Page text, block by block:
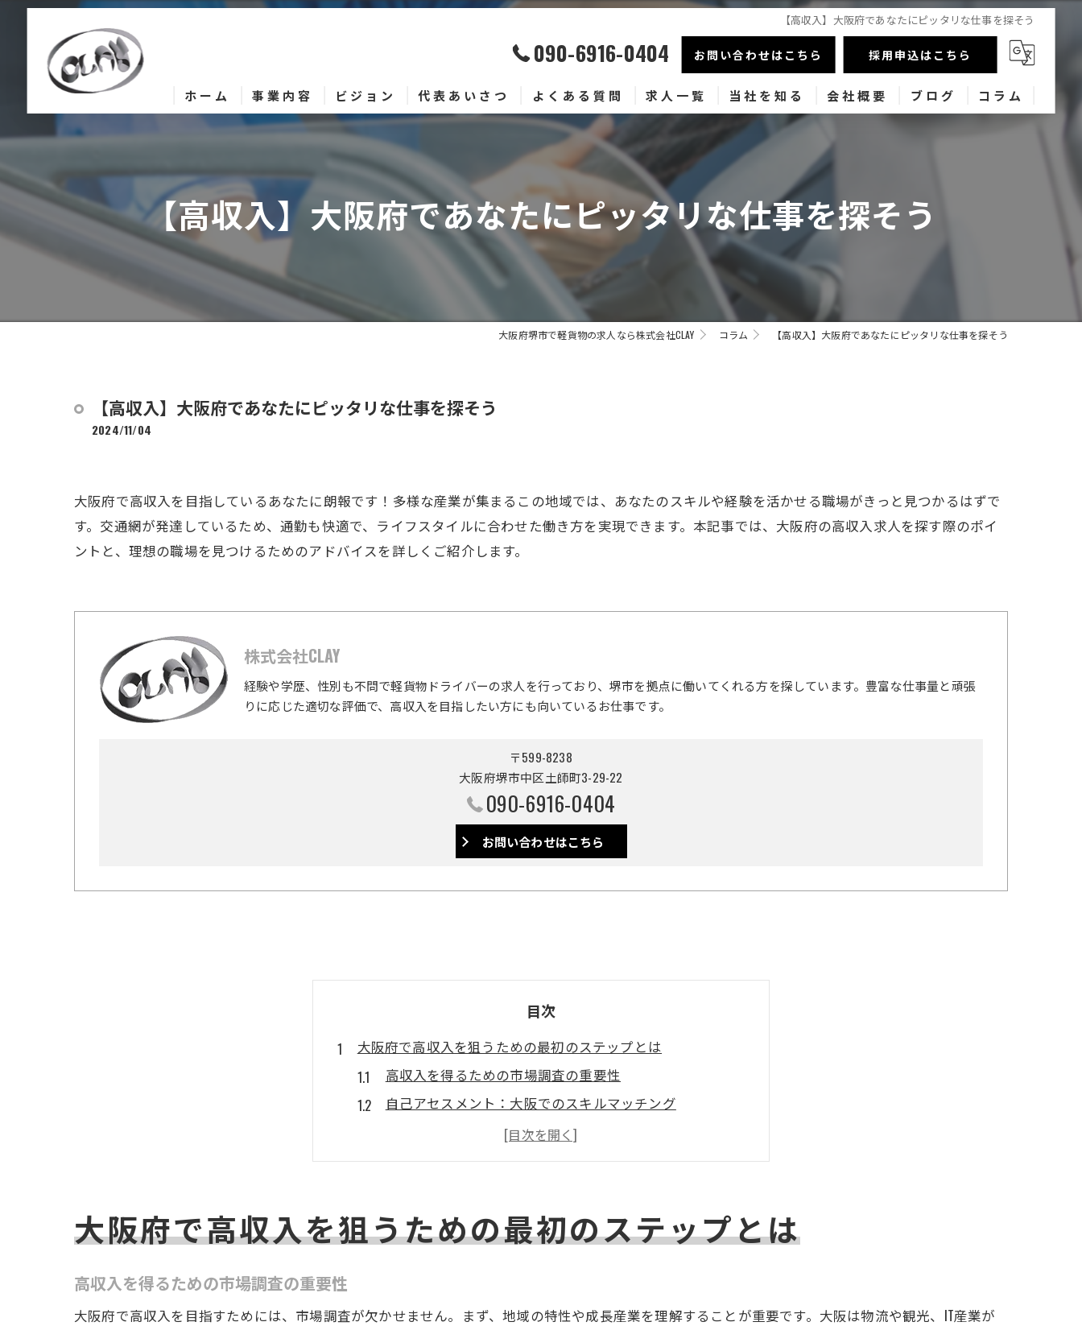
【高収入】大阪府であなたにピッタリな仕事を探そう
090-6916-0404 お問い合わせはこちら 採用申込はこちら
ホーム 事業内容 ビジョン 代表あいさつ よくある質問 求人一覧 当社を知る
未経験
高収入
転職
会社概要 ブログ コラム
【高収入】大阪府であなたにピッタリな仕事を探そう
大阪府堺市で軽貨物の求人なら株式会社CLAY コラム 【高収入】大阪府であなたにピッタリな仕事を探そう
【高収入】大阪府であなたにピッタリな仕事を探そう
2024/11/04
大阪府で高収入を目指しているあなたに朗報です！多様な産業が集まるこの地域では、あなたのスキルや経験を活かせる職場がきっと見つかるはずで
す。交通網が発達しているため、通勤も快適で、ライフスタイルに合わせた働き方を実現できます。本記事では、大阪府の高収入求人を探す際のポイ
ントと、理想の職場を見つけるためのアドバイスを詳しくご紹介します。
株式会社CLAY
経験や学歴、性別も不問で軽貨物ドライバーの求人を行っており、堺市を拠点に働いてくれる方を探しています。豊富な仕事量と頑張
りに応じた適切な評価で、高収入を目指したい方にも向いているお仕事です。
〒599-8238
大阪府堺市中区土師町3-29-22
090-6916-0404
お問い合わせはこちら
目次
大阪府で高収入を狙うための最初のステップとは
高収入を得るための市場調査の重要性
自己アセスメント：大阪でのスキルマッチング
求人情報活用術：効果的な検索方法
大阪府の高収入求人に特化したエージェントの利用法
高収入につながる大阪府の業界動向を知ろう
高収入を実現する大阪府の魅力的な職場の探し方
大阪府で高収入を狙うための最初のステップとは
高収入を得るための市場調査の重要性
大阪府で高収入を目指すためには、市場調査が欠かせません。まず、地域の特性や成長産業を理解することが重要です。大阪は物流や観光、IT産業が